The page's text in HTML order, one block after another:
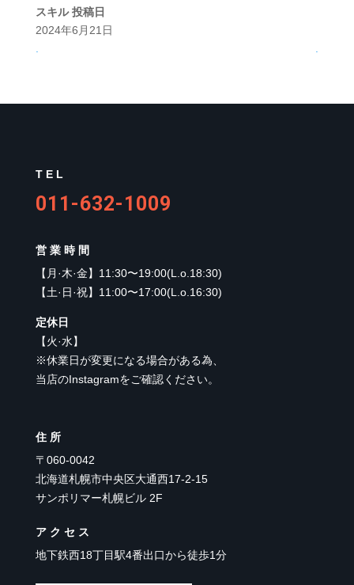
スキル 投稿日
2024年6月21日
TEL
011-632-1009
営業時間
【 月·木·金】 11:30〜19:00(L.o.18:30)
【土·日·祝】 11:00〜17:00(L.o.16:30)
定休日
【火·水】
※休業日が変更になる場合がある為、
当店のInstagramをご確認ください。
住所
〒060-0042
北海道札幌市中央区大通西17-2-15
サンポリマー札幌ビル 2F
アクセス
地下鉄西18丁目駅4番出口から徒歩1分